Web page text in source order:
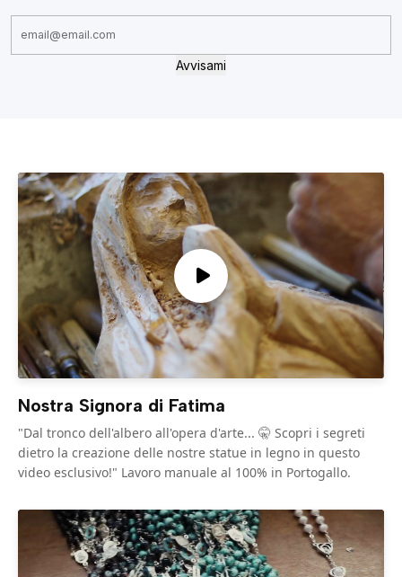
Avvisami
Nostra Signora di Fatima
"Dal tronco dell'albero all'opera d'arte... 🤫 Scopri i segreti
dietro la creazione delle nostre statue in legno in questo
video esclusivo!" Lavoro manuale al 100% in Portogallo.